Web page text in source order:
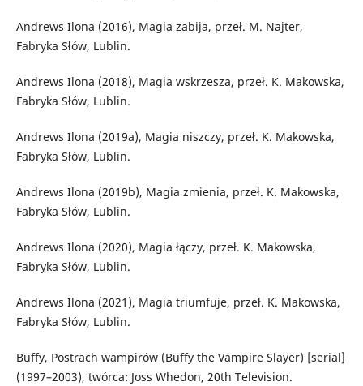
Andrews Ilona (2016), Magia zabija, przeł. M. Najter,
Fabryka Słów, Lublin.
Andrews Ilona (2018), Magia wskrzesza, przeł. K. Makowska,
Fabryka Słów, Lublin.
Andrews Ilona (2019a), Magia niszczy, przeł. K. Makowska,
Fabryka Słów, Lublin.
Andrews Ilona (2019b), Magia zmienia, przeł. K. Makowska,
Fabryka Słów, Lublin.
Andrews Ilona (2020), Magia łączy, przeł. K. Makowska,
Fabryka Słów, Lublin.
Andrews Ilona (2021), Magia triumfuje, przeł. K. Makowska,
Fabryka Słów, Lublin.
Buffy, Postrach wampirów (Buffy the Vampire Slayer) [serial]
(1997–2003), twórca: Joss Whedon, 20th Television.